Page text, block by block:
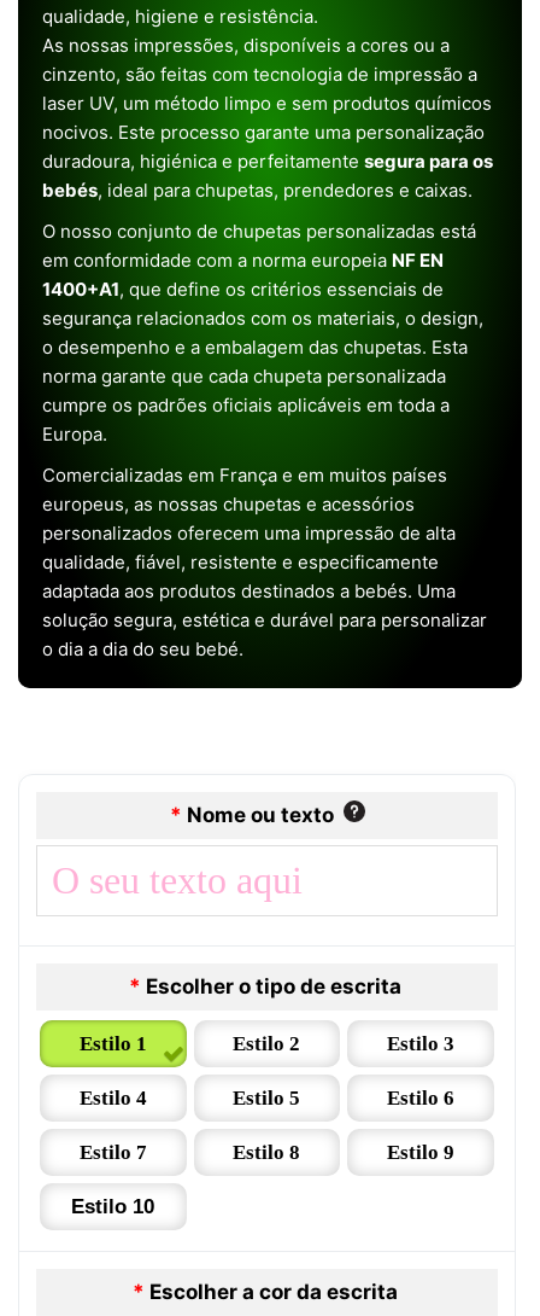
qualidade, higiene e resistência.
As nossas impressões, disponíveis a cores ou a
cinzento, são feitas com tecnologia de impressão a
laser UV, um método limpo e sem produtos químicos
nocivos. Este processo garante uma personalização
duradoura, higiénica e perfeitamente segura para os
bebés, ideal para chupetas, prendedores e caixas.
O nosso conjunto de chupetas personalizadas está
em conformidade com a norma europeia NF EN
1400+A1, que define os critérios essenciais de
segurança relacionados com os materiais, o design,
o desempenho e a embalagem das chupetas. Esta
norma garante que cada chupeta personalizada
cumpre os padrões oficiais aplicáveis em toda a
Europa.
Comercializadas em França e em muitos países
europeus, as nossas chupetas e acessórios
personalizados oferecem uma impressão de alta
qualidade, fiável, resistente e especificamente
adaptada aos produtos destinados a bebés. Uma
solução segura, estética e durável para personalizar
o dia a dia do seu bebé.
* Nome ou texto
* Escolher o tipo de escrita
Estilo 1 Estilo 2 Estilo 3
Estilo 4 Estilo 5 Estilo 6
Estilo 7 Estilo 8 Estilo 9
Estilo 10
* Escolher a cor da escrita